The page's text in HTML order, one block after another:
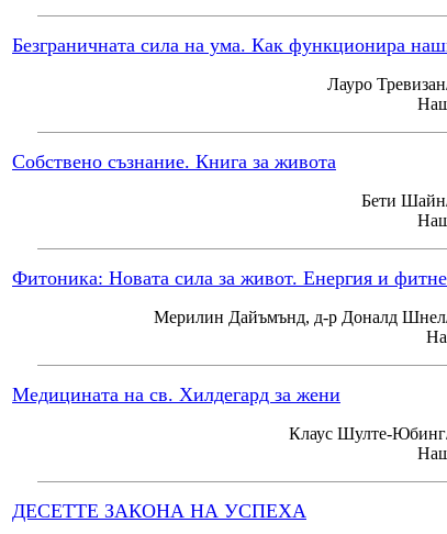
Безграничната сила на ума. Как функционира
Лауро
Собствено съзнание. Книга за живота
Бети
Фитоника: Новата сила за живот. Енергия и
Мерилин Дайъмънд, д-р Доналд
Медицината на св. Хилдегард за жени
Клаус Шулте-
ДЕСЕТТЕ ЗАКОНА НА УСПЕХА